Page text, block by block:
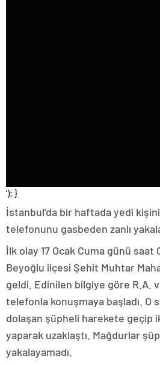
‘); }
İstanbul’da bir haftada yedi
telefonunu gasbeden zanlı
İlk olay 17 Ocak Cuma günü saat
Beyoğlu ilçesi Şehit Muhtar
geldi. Edinilen bilgiye göre R.A.
telefonla konuşmaya başladı. O
dolaşan şüpheli harekete geçip
yaparak uzaklaştı. Mağdurlar
yakalayamadı.